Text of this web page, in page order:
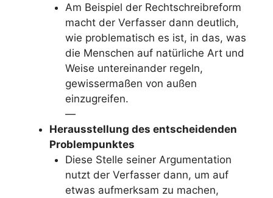
Am Beispiel der Rechtschreibreform
macht der Verfasser dann deutlich,
wie problematisch es ist, in das, was
die Menschen auf natürliche Art und
Weise untereinander regeln,
gewissermaßen von außen
einzugreifen.
—
Herausstellung des entscheidenden
Problempunktes
Diese Stelle seiner Argumentation
nutzt der Verfasser dann, um auf
etwas aufmerksam zu machen,